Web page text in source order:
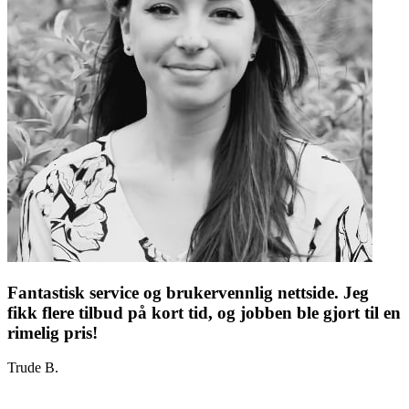
Fantastisk service og brukervennlig nettside. Jeg
fikk flere tilbud på kort tid, og jobben ble gjort til en
rimelig pris!
Trude B.